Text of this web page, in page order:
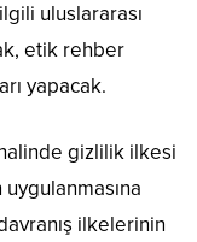
uluslararası
etik rehber
yapacak.
gizlilik ilkesi
ilkelerinin